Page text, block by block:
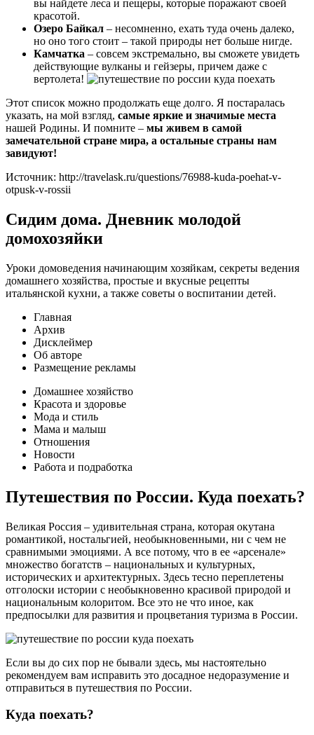
вы найдете леса и пещеры, которые поражают своей
красотой.
Озеро Байкал – несомненно, ехать туда очень далеко,
но оно того стоит – такой природы нет больше нигде.
Камчатка – совсем экстремально, вы сможете увидеть
действующие вулканы и гейзеры, причем даже с
вертолета!
Этот список можно продолжать еще долго. Я постаралась
указать, на мой взгляд, самые яркие и значимые места
нашей Родины. И помните – мы живем в самой
замечательной стране мира, а остальные страны нам
завидуют!
Источник: http://travelask.ru/questions/76988-kuda-poehat-v-
otpusk-v-rossii
Сидим дома. Дневник молодой
домохозяйки
Уроки домоведения начинающим хозяйкам, секреты ведения
домашнего хозяйства, простые и вкусные рецепты
итальянской кухни, а также советы о воспитании детей.
Главная
Архив
Дисклеймер
Об авторе
Размещение рекламы
Домашнее хозяйство
Красота и здоровье
Мода и стиль
Мама и малыш
Отношения
Новости
Работа и подработка
Путешествия по России. Куда поехать?
Великая Россия – удивительная страна, которая окутана
романтикой, ностальгией, необыкновенными, ни с чем не
сравнимыми эмоциями. А все потому, что в ее «арсенале»
множество богатств – национальных и культурных,
исторических и архитектурных. Здесь тесно переплетены
отголоски истории с необыкновенно красивой природой и
национальным колоритом. Все это не что иное, как
предпосылки для развития и процветания туризма в России.
Если вы до сих пор не бывали здесь, мы настоятельно
рекомендуем вам исправить это досадное недоразумение и
отправиться в путешествия по России.
Куда поехать?